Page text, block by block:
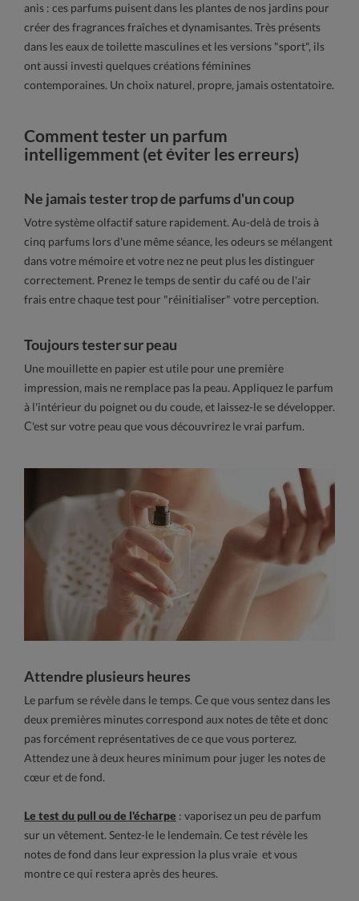
anis : ces parfums puisent dans les plantes de nos jardins pour
créer des fragrances fraîches et dynamisantes. Très présents
dans les eaux de toilette masculines et les versions "sport", ils
ont aussi investi quelques créations féminines
contemporaines. Un choix naturel, propre, jamais ostentatoire.
Comment tester un parfum
intelligemment (et éviter les erreurs)
Ne jamais tester trop de parfums d'un coup
Votre système olfactif sature rapidement. Au-delà de trois à
cinq parfums lors d'une même séance, les odeurs se mélangent
dans votre mémoire et votre nez ne peut plus les distinguer
correctement. Prenez le temps de sentir du café ou de l'air
frais entre chaque test pour "réinitialiser" votre perception.
Toujours tester sur peau
Une mouillette en papier est utile pour une première
impression, mais ne remplace pas la peau. Appliquez le parfum
à l'intérieur du poignet ou du coude, et laissez-le se développer.
C'est sur votre peau que vous découvrirez le vrai parfum.
Attendre plusieurs heures
Le parfum se révèle dans le temps. Ce que vous sentez dans les
deux premières minutes correspond aux notes de tête et donc
pas forcément représentatives de ce que vous porterez.
Attendez une à deux heures minimum pour juger les notes de
cœur et de fond.
Le test du pull ou de l'écharpe : vaporisez un peu de parfum
sur un vêtement. Sentez-le le lendemain. Ce test révèle les
notes de fond dans leur expression la plus vraie et vous
montre ce qui restera après des heures.